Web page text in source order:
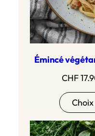
Émincé
CHF